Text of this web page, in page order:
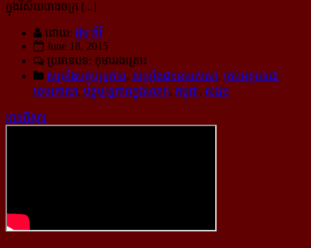
ក្នុងវិស័យរោងចក្រ [...]
ដោយ: អ៊ុម វ៉ារី
June 18, 2015
ប្រធានបទ: កុមាររងគ្រោះ
សម្រាំងបច្ចុប្បន្នភាព, សម្រាំងជាខេមរភាសា, គ្រប់អត្ថបទជា
ខេមរភាសា, បច្ចុប្បន្នភាពក្នុងលោក, កម្ពុជា, សង្គម
អានពិស្ដារ